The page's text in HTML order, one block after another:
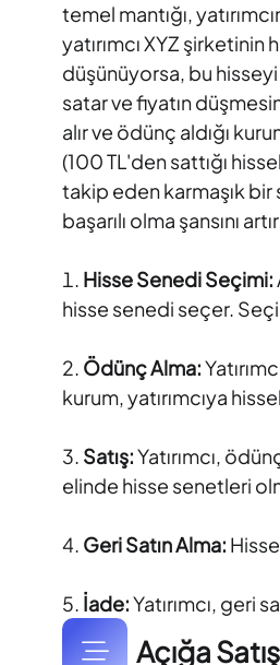
temel mantığı,
yatırımcı XYZ
düşünüyorsa, bu hisseyi
satar ve fiyatın
alır ve ödünç aldığı
(100 TL'den sattığı
takip eden karmaşık bir
başarılı olma şansını
Hisse Senedi Seçimi:
hisse senedi seçer.
Ödünç Alma:
kurum, yatırımcıya
Satış:Yatırımcı,
elinde hisse senetleri
Geri Satın Alma:
İade:Yatırımcı, geri
Açığa